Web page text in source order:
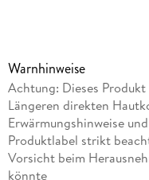
Mikrowelle: max. 90
Mikrowelle erwärmen.
Backofen:max. 10
Umluft!) erwärmen.
Bitte beachten
Sie die
Warnhinweise
Achtung: Dieses
Längeren direkten
Erwärmungshinweise
Produktlabel strikt
Vorsicht beim
könnte